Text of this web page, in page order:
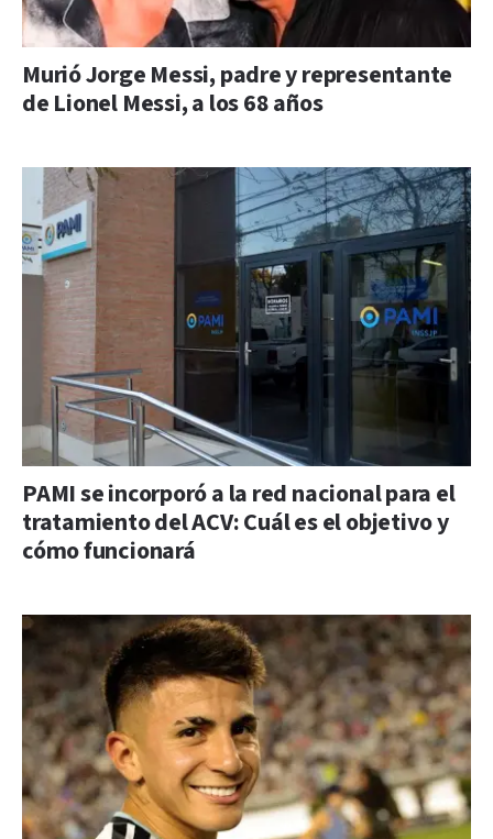
Murió Jorge Messi, padre y representante
de Lionel Messi, a los 68 años
PAMI se incorporó a la red nacional para el
tratamiento del ACV: Cuál es el objetivo y
cómo funcionará